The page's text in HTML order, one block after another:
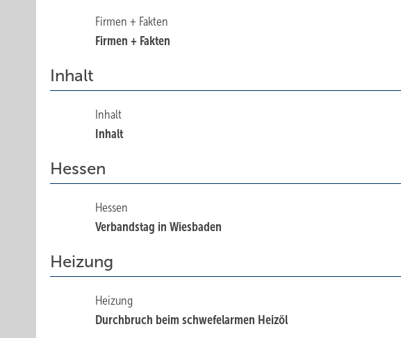
Firmen + Fakten
Firmen + Fakten
Inhalt
Inhalt
Inhalt
Hessen
Hessen
Verbandstag in Wiesbaden
Heizung
Heizung
Durchbruch beim schwefelarmen Heizöl